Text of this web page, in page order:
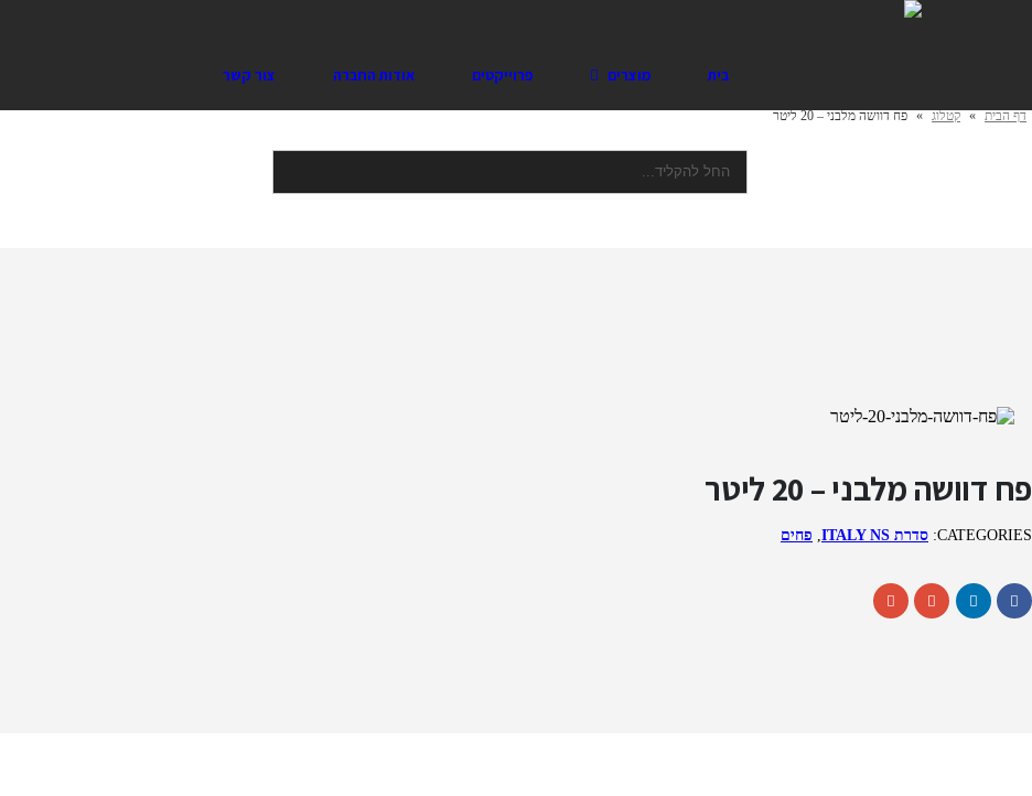
בית מוצרים פרוייקטים אודות החברה צור קשר פח דוושה מלבני – 20 ליטר
דף הבית » קטלוג » פח דוושה מלבני – 20 ליטר
פח דוושה מלבני – 20 ליטר
CATEGORIES: סדרת ITALY NS פחים